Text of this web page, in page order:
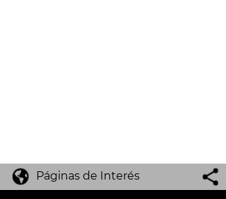
Páginas de Interés